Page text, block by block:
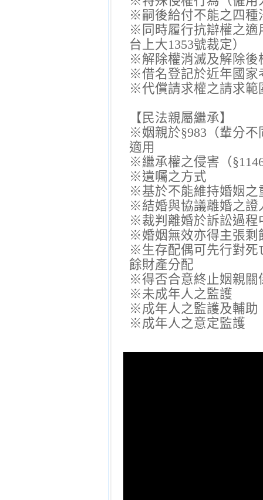
※嗣後給付不能之四種
※同時履行抗辯權之適
台上大1353號裁定）
※解除權消滅及解除後
※借名登記於近年國家
※代償請求權之請求範
【民法親屬繼承】
※姻親於§983（輩分不
適用
※繼承權之侵害（
※遺囑之方式
※基於不能維持婚姻之
※結婚與協議離婚之證
※裁判離婚於訴訟過程
※婚姻無效亦得主張剩
※生存配偶可先行對死
餘財產分配
※得否合意終止姻親關
※未成年人之監護
※成年人之監護及輔助
※成年人之意定監護